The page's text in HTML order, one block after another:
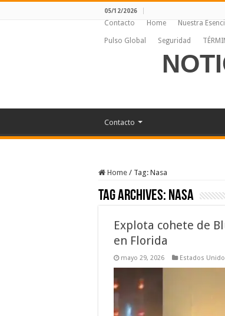
05/12/2026
Contacto Home Nuestra
Pulso Global Seguridad
Contacto
Home / Tag: Nasa
Tag Archives: Nasa
Explota cohete de
en Florida
mayo 29, 2026 Estados